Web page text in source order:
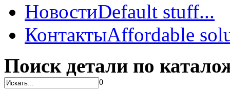
НовостиDefault stuff...
КонтактыAffordable
Поиск детали по
0